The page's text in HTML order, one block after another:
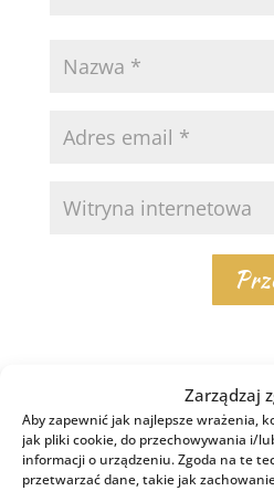
Zarządzaj
Aby zapewnić jak najlepsze wrażenia,
jak pliki cookie, do przechowywania i/
informacji o urządzeniu. Zgoda na te
przetwarzać dane, takie jak
Najnowsze w